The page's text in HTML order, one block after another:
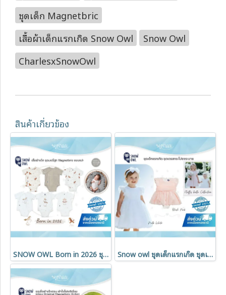
ชุดเด็ก Magnetbric
เสื้อผ้าเด็กแรกเกิด Snow Owl
Snow Owl
CharlesxSnowOwl
สินค้าเกี่ยวข้อง
SNOW OWL Born in 2026 ชุดบอดี้สูท เนื้อนุ่ม ระบายอากาศดี (0-6m) Snow owl ชุดเด็กแรกเกิด ชุดเดรสกระโปรงระบาย Collection fluffy belle dress